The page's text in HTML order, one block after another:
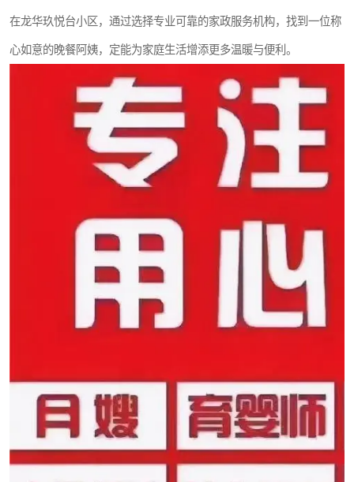
在龙华玖悦台小区，通过选择专业可靠的家政服务机构，找到一位称
心如意的晚餐阿姨，定能为家庭生活增添更多温暖与便利。